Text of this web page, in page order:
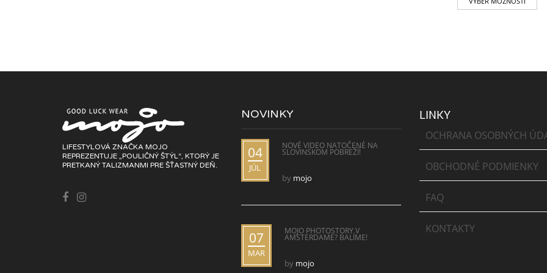
LIFESTYLOVÁ ZNAČKA MOJO
REPREZENTUJE „POULIČNÝ ŠTÝL“, KTORÝ JE
PRETKANÝ TALIZMANMI PRE ŠŤASTNÝ DEŇ.
NOVINKY
04
JÚL
NOVÉ VIDEO NATOČENÉ NA
SLOVINSKOM POBREŽÍ!
by mojo
07
MAR
MOJO PHOTOSTORY V
AMSTERDAME? BALÍME!
by mojo
LINKY
OCHRANA OSOBNÝCH
OBCHODNÉ PODMIENKY
FAQ
KONTAKTY